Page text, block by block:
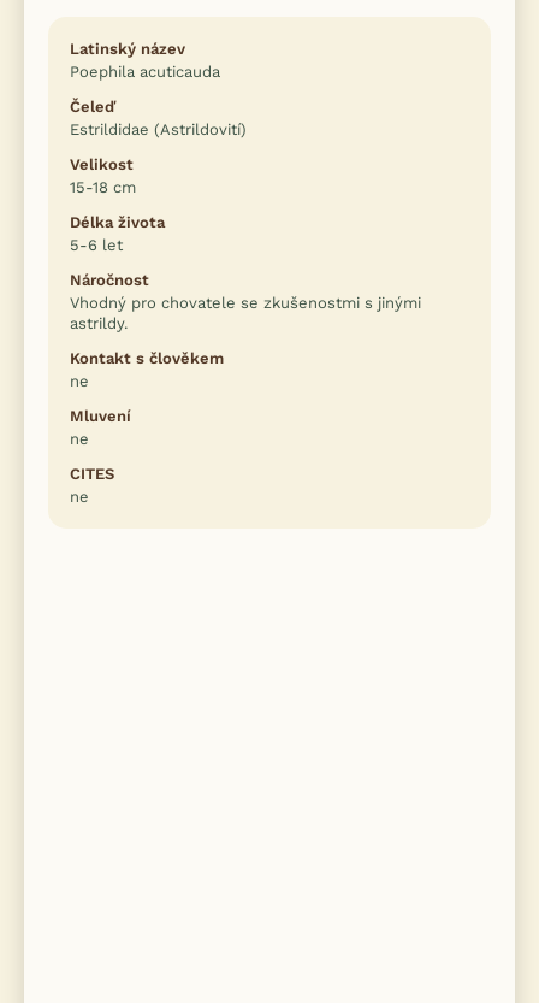
Latinský název
Poephila acuticauda
Čeleď
Estrildidae (Astrildovití)
Velikost
15-18 cm
Délka života
5-6 let
Náročnost
Vhodný pro chovatele se zkušenostmi s jinými
astrildy.
Kontakt s člověkem
ne
Mluvení
ne
CITES
ne